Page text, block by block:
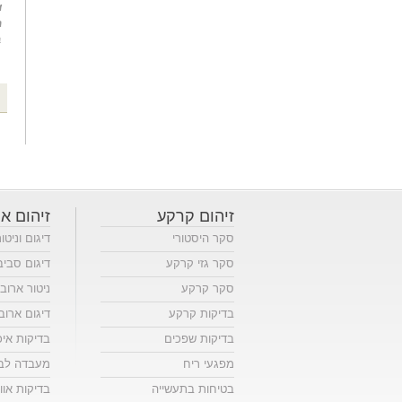
זיהום קרקע
סקר היסטורי
סקר גזי קרקע
סקר קרקע
בדיקות קרקע
בדיקות שפכים
מפגעי ריח
בטיחות בתעשייה
זיהום
דיגום
דיגום
ניטור
דיגום
בדיקות
מעבדה
בדיקות